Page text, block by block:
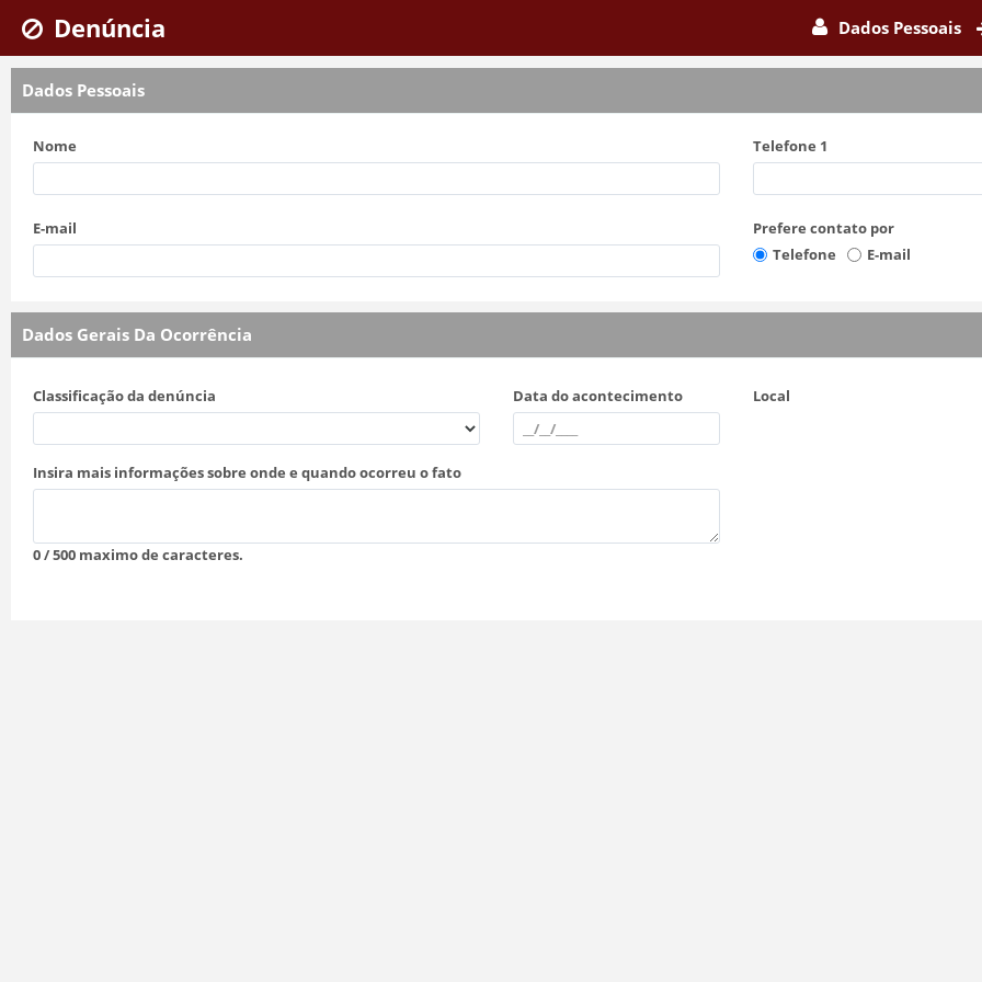
Denúncia
Denúncia Dados Pessoais
Dados Pessoais
Nome Telefone 1
E-mail
Prefere contato por
Telefone
E-mail
Dados Gerais Da Ocorrência
Classificação da denúncia Data do acontecimento
Insira mais informações sobre onde e quando ocorreu o fato
0/ 500 maximo de caracteres.
Local